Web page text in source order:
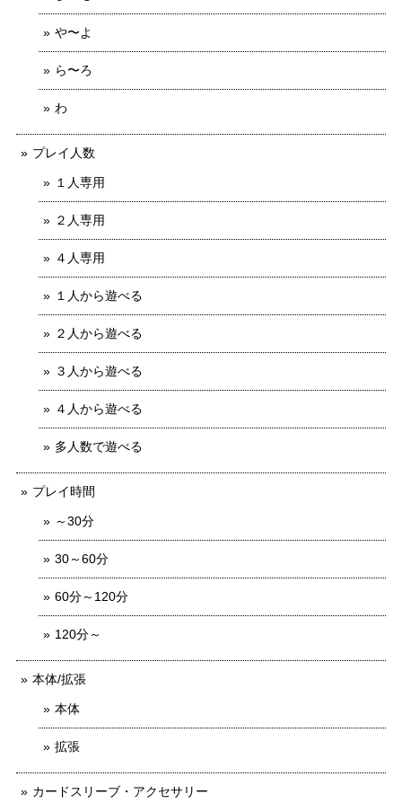
や〜よ
ら〜ろ
わ
プレイ人数
１人専用
２人専用
４人専用
１人から遊べる
２人から遊べる
３人から遊べる
４人から遊べる
多人数で遊べる
プレイ時間
～30分
30～60分
60分～120分
120分～
本体/拡張
本体
拡張
カードスリーブ・アクセサリー